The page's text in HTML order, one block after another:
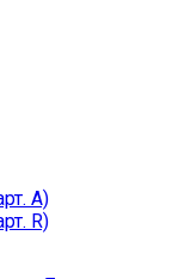
A)
R)